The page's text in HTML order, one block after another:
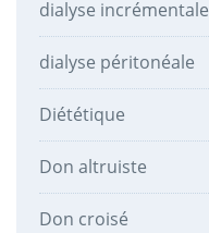
dialyse incrémentale
dialyse péritonéale
Diététique
Don altruiste
Don croisé